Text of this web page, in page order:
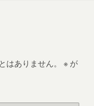
ありません。 ※ が